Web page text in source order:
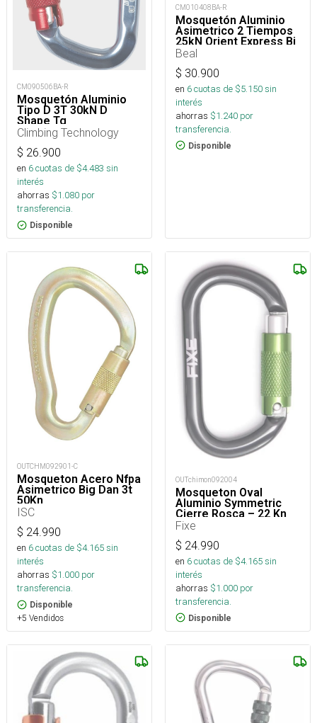
CM090506BA-R
Mosquetón Aluminio
Tipo D 3T 30kN D
Shape Tg
Climbing Technology
$ 26.900
en 6cuotas de $4.483 sin
interés
ahorras $1.080 por
transferencia.
Disponible
CM010408BA-R
Mosquetón Aluminio
Asimetrico 2 Tiempos
25kN Orient Express Bi
Matic
Beal
$ 30.900
en 6cuotas de $5.150sin
interés
ahorras $1.240 por
transferencia.
Disponible
OUTCHM092901-C
Mosqueton Acero Nfpa
Asimetrico Big Dan 3t
50Kn
ISC
$ 24.990
en 6cuotas de $4.165sin
interés
ahorras $1.000 por
transferencia.
Disponible
+5 Vendidos
OUTchimon092004
Mosqueton Oval
Aluminio Symmetric
Cierre Rosca – 22 Kn
Fixe
$ 24.990
en 6cuotas de $4.165sin
interés
ahorras $1.000 por
transferencia.
Disponible